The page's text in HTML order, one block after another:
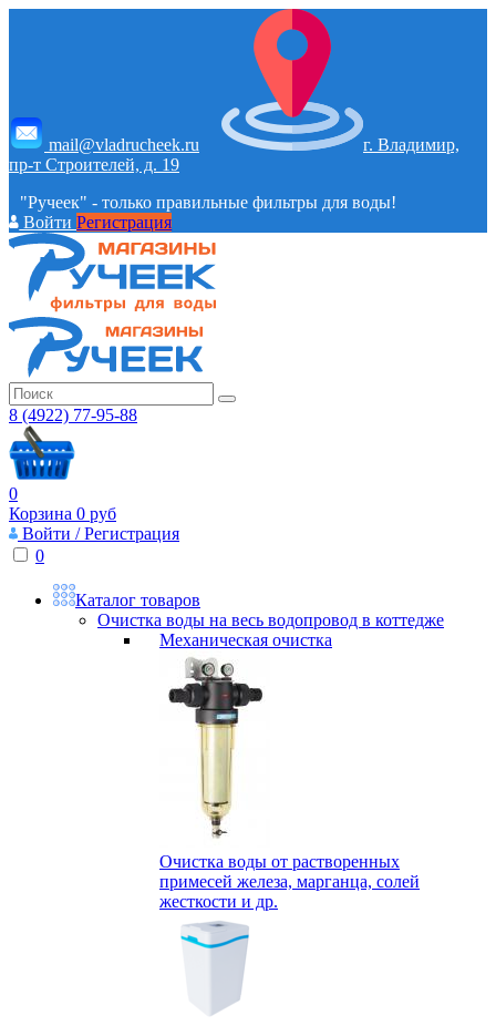
mail@vladrucheek.ru
г. Владимир,
пр-т Строителей, д. 19
"Ручеек" - только правильные фильтры для воды!
ВойтиРегистрация
8 (4922) 77-95-88
0
Корзина 0 руб
Войти / Регистрация
0
Каталог товаров
Очистка воды на весь водопровод в коттедже
Механическая очистка
Очистка воды от растворенных
примесей железа, марганца, солей
жесткости и др.